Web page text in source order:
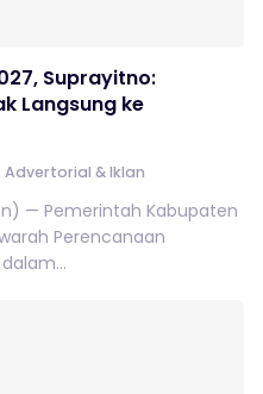
Suprayitno:
Langsung ke
Advertorial & Iklan
— Pemerintah Kabupaten
Perencanaan